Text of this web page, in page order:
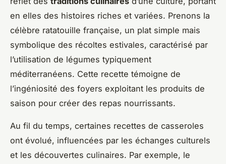
en elles des histoires riches et variées. Prenons la
célèbre ratatouille française, un plat simple mais
symbolique des récoltes estivales, caractérisé par
l’utilisation de légumes typiquement
méditerranéens. Cette recette témoigne de
l’ingéniosité des foyers exploitant les produits de
saison pour créer des repas nourrissants.
Au fil du temps, certaines recettes de casseroles
ont évolué, influencées par les échanges culturels
et les découvertes culinaires. Par exemple, le